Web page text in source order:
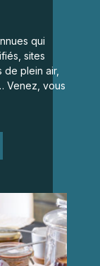
qui
sites
de plein air,
Venez, vous